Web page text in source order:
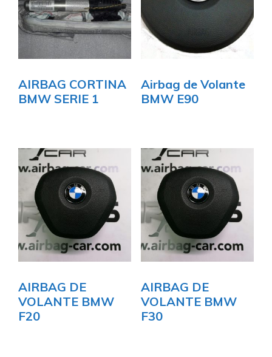
AIRBAG CORTINA
BMW SERIE 1
Airbag de Volante
BMW E90
AIRBAG DE
VOLANTE BMW
F20
AIRBAG DE
VOLANTE BMW
F30